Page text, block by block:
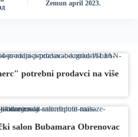
Zemun april 2023.
potrebni prodavci na više
salon Bubamara Obrenovac